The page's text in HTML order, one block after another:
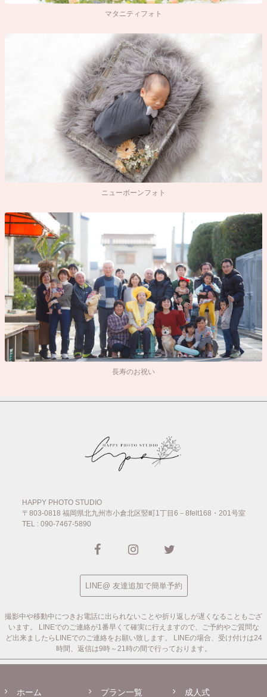
マタニティフォト
ニューボーンフォト
長寿のお祝い
HAPPY PHOTO STUDIO
〒803-0818 福岡県北九州市小倉北区竪町1丁目6－8felt168・201号室
TEL : 090-7467-5890
LINE@ 友達追加で簡単予約
撮影中や移動中につきお電話に出られないことや折り返しが遅くなることもござ
います。
LINEでのご連絡が1番早くて確実に行えますので、ご予約やご質問な
ど出来ましたらLINEでのご連絡をお願い致します。
LINEの場合、受け付けは24
時間、返信は9時～21時の間で行っております。
ホーム プラン一覧 成人式